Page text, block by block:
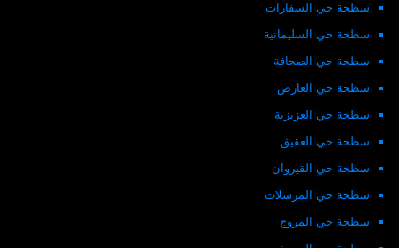
سطحة حي السفارات
سطحة حي السليمانية
سطحة حي الصحافة
سطحة حي العارض
سطحة حي العزيزية
سطحة حي العقيق
سطحة حي القيروان
سطحة حي المرسلات
سطحة حي المروج